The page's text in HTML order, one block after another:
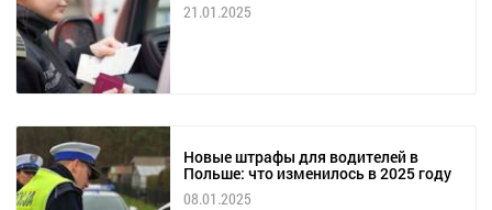
21.01.2025
Новые штрафы для водителей в
Польше: что изменилось в 2025 году
08.01.2025